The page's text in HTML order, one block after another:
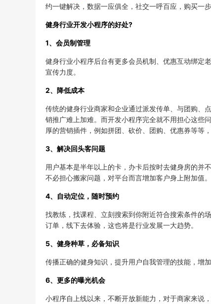
约一键解决，数据一应俱全，社交一呼百应，购买一步
健身行业开发小程序的好处?
1、会员制管理
健身行业小程序后台有更多会员机制、优惠互动绑定
宣传力度。
2、降低成本
传统的健身行业商家和企业通过派发传单、与团购、
销推广难上加难。而开发小程序完全就不用担心这些
厚的营销插件，例如拼团、砍价、团购、优惠券等等
3、解决回头客问题
用户基本是半年以上的卡，办卡后按时去健身房的并
不必担心搬家问题，对平台而言增加客户身上附加值。
4、自动定位，随时预约
找教练，找课程、立刻搜索到你附近符合搜索条件的
订单，线下去体验，这也将是行业发展一大趋势。
5、健身种草，必备知识
传播正确的健身知识，提升用户自我管理的技能，增加
6、更多的曝光机会
小程序自上线以来，不断开放新能力，对于商家来说